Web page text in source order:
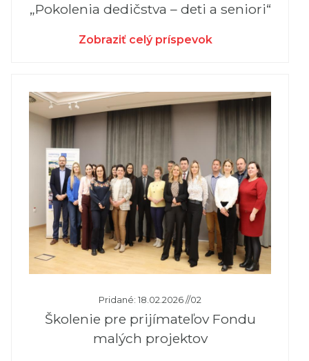
„Pokolenia dedičstva – deti a seniori“
Zobraziť celý príspevok
Pridané: 18.02.2026 //02
Školenie pre prijímateľov Fondu
malých projektov